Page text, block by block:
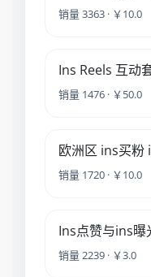
销量 3363 · ￥10.0
Ins Reels 互动
销量 1476 · ￥50.0
欧洲区 ins买粉
销量 1720 · ￥10.0
Ins点赞与ins曝
销量 2239 · ￥3.0